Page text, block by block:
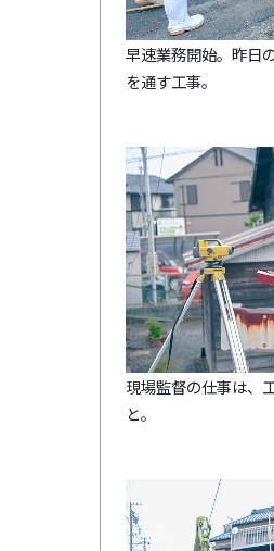
早速業務開始。昨日
を通す工事。
現場監督の仕事は、
と。